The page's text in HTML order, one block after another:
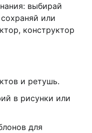
выбирай
или
конструктор
и ретушь.
в рисунки или
для